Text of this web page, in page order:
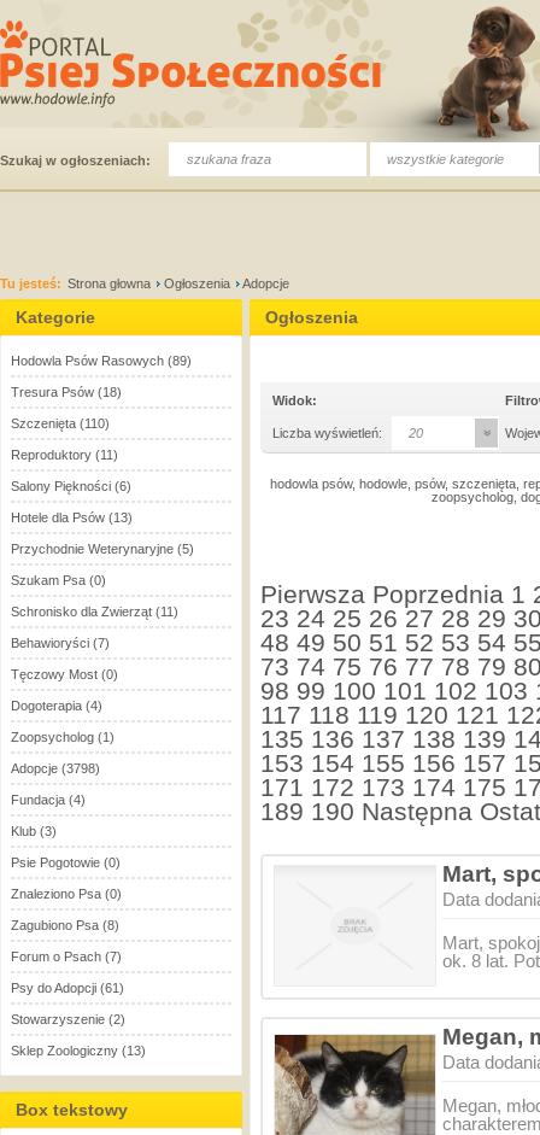
Szukaj w ogłoszeniach: wszystkie kategorie
Tu jesteś: Strona głowna Ogłoszenia Adopcje
Kategorie
Hodowla Psów Rasowych (89)
Tresura Psów (18)
Szczenięta (110)
Reproduktory (11)
Salony Piękności (6)
Hotele dla Psów (13)
Przychodnie Weterynaryjne (5)
Szukam Psa (0)
Schronisko dla Zwierząt (11)
Behawioryści (7)
Tęczowy Most (0)
Dogoterapia (4)
Zoopsycholog (1)
Adopcje (3798)
Fundacja (4)
Klub (3)
Psie Pogotowie (0)
Znaleziono Psa (0)
Zagubiono Psa (8)
Forum o Psach (7)
Psy do Adopcji (61)
Stowarzyszenie (2)
Sklep Zoologiczny (13)
Box tekstowy
Ogłoszenia
Widok:
Liczba wyświetleń: 20
hodowla psów, hodowle, psów, szczenięta,
zoopsycholog,
Pierwsza Poprzednia 1
23 24 25 26 27 28 29
48 49 50 51 52 53 54
73 74 75 76 77 78 79
98 99 100 101 102 103
117 118 119 120 121
135 136 137 138 139
153 154 155 156 157
171 172 173 174 175
189 190 Następna
Mart,
Data
Mart,
ok. 8 lat.
Megan,
Data
Megan,